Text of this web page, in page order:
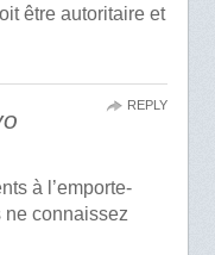
être autoritaire et
à l’emporte-
ne connaissez
REPLY